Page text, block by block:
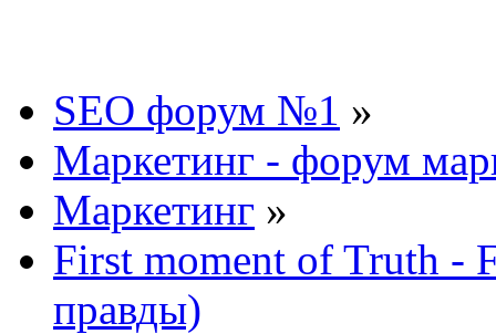
SEO форум №1 »
Маркетинг - форум
Маркетинг »
First moment of Truth -
правды)